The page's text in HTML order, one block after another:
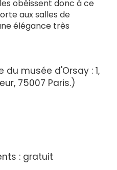
obéissent donc à ce
aux salles de
élégance très
du musée d'Orsay : 1,
75007 Paris.)
: gratuit